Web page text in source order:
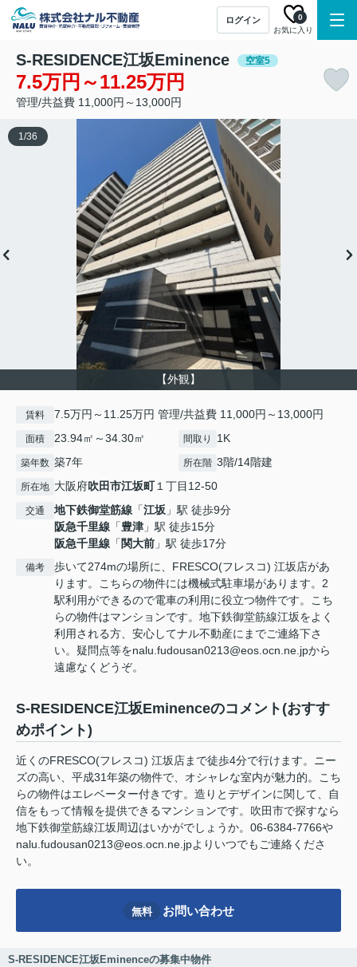
ログイン
お気に入り
0
S-RESIDENCE江坂Eminence 空室5
7.5万円～11.25万円
管理/共益費 11,000円～13,000円
【外観】
1/36
賃料 7.5万円～11.25万円 管理/共益費 11,000円～13,000円
面積 23.94㎡～34.30㎡ 間取り 1K
築年数 築7年 所在階 3階/14階建
所在地 大阪府吹田市江坂町１丁目12-50
交通 地下鉄御堂筋線 「江坂 」駅 徒歩9分
阪急千里線 「豊津 」駅 徒歩15分
阪急千里線 「 関大前 」駅 徒歩17分
備考
歩いて274mの場所に、FRESCO(フレスコ) 江坂店があ
ります。こちらの物件には機械式駐車場があります。2
駅利用ができるので電車の利用に役立つ物件です。こち
らの物件はマンションです。地下鉄御堂筋線江坂をよく
利用される方、安心してナル不動産にまでご連絡下さ
い。疑問点等をnalu.fudousan0213@eos.ocn.ne.jpから
遠慮なくどうぞ。
S-RESIDENCE江坂Eminenceのコメント(おすす
めポイント)
近くのFRESCO(フレスコ) 江坂店まで徒歩4分で行けます。ニー
ズの高い、平成31年築の物件で、オシャレな室内が魅力的。こち
らの物件はエレベーター付きです。造りとデザインに関して、自
信をもって情報を提供できるマンションです。吹田市で探すなら
地下鉄御堂筋線江坂周辺はいかがでしょうか。06-6384-7766や
nalu.fudousan0213@eos.ocn.ne.jpよりいつでもご連絡くださ
い。
無料 お問い合わせ
S-RESIDENCE江坂Eminenceの募集中物件